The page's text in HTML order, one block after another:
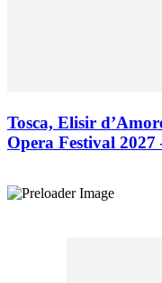
Tosca, Elisir
Opera Festival